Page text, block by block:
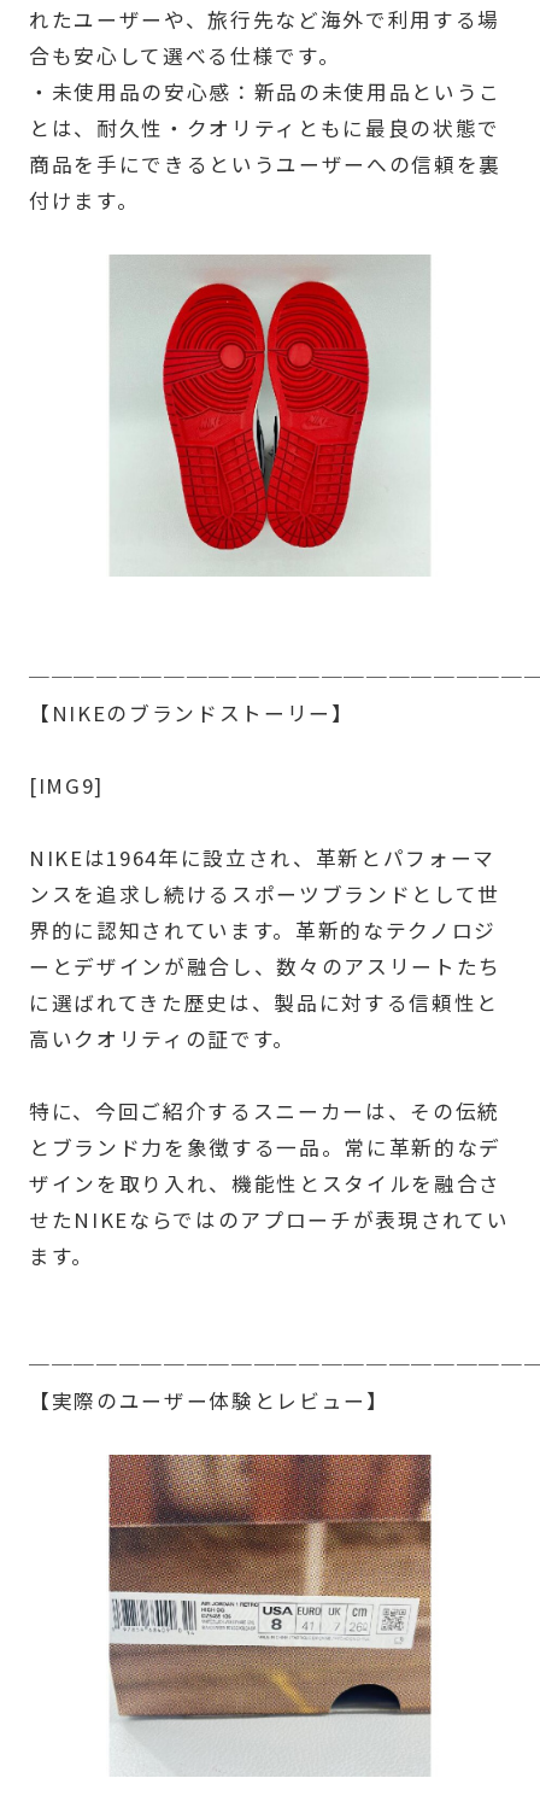
れたユーザーや、旅行先など海外で利用する場
合も安心して選べる仕様です。
・未使用品の安心感：新品の未使用品というこ
とは、耐久性・クオリティともに最良の状態で
商品を手にできるというユーザーへの信頼を裏
付けます。
【NIKEのブランドストーリー】
[IMG9]
NIKEは1964年に設立され、革新とパフォーマ
ンスを追求し続けるスポーツブランドとして世
界的に認知されています。革新的なテクノロジ
ーとデザインが融合し、数々のアスリートたち
に選ばれてきた歴史は、製品に対する信頼性と
高いクオリティの証です。
特に、今回ご紹介するスニーカーは、その伝統
とブランド力を象徴する一品。常に革新的なデ
ザインを取り入れ、機能性とスタイルを融合さ
せたNIKEならではのアプローチが表現されてい
ます。
【実際のユーザー体験とレビュー】